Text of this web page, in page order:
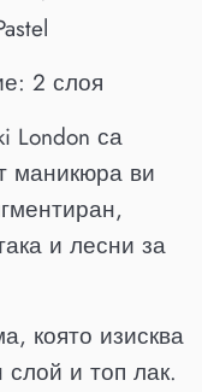
2 слоя
London са
маникюра ви
и лесни за
която изисква
слой и топ лак.